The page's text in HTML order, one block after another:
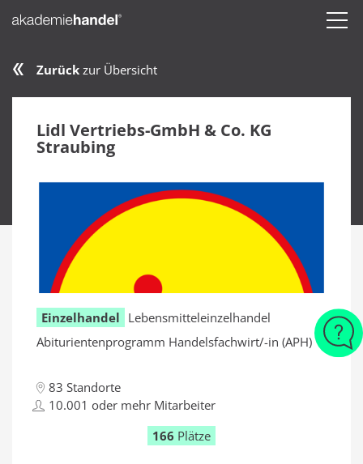
Zurück zur Übersicht
Lidl Vertriebs-GmbH & Co. KG
Straubing
Einzelhandel Lebensmitteleinzelhandel
Abiturientenprogramm Handelsfachwirt/-in (APH)
83 Standorte
10.001 oder mehr Mitarbeiter
166 Plätze